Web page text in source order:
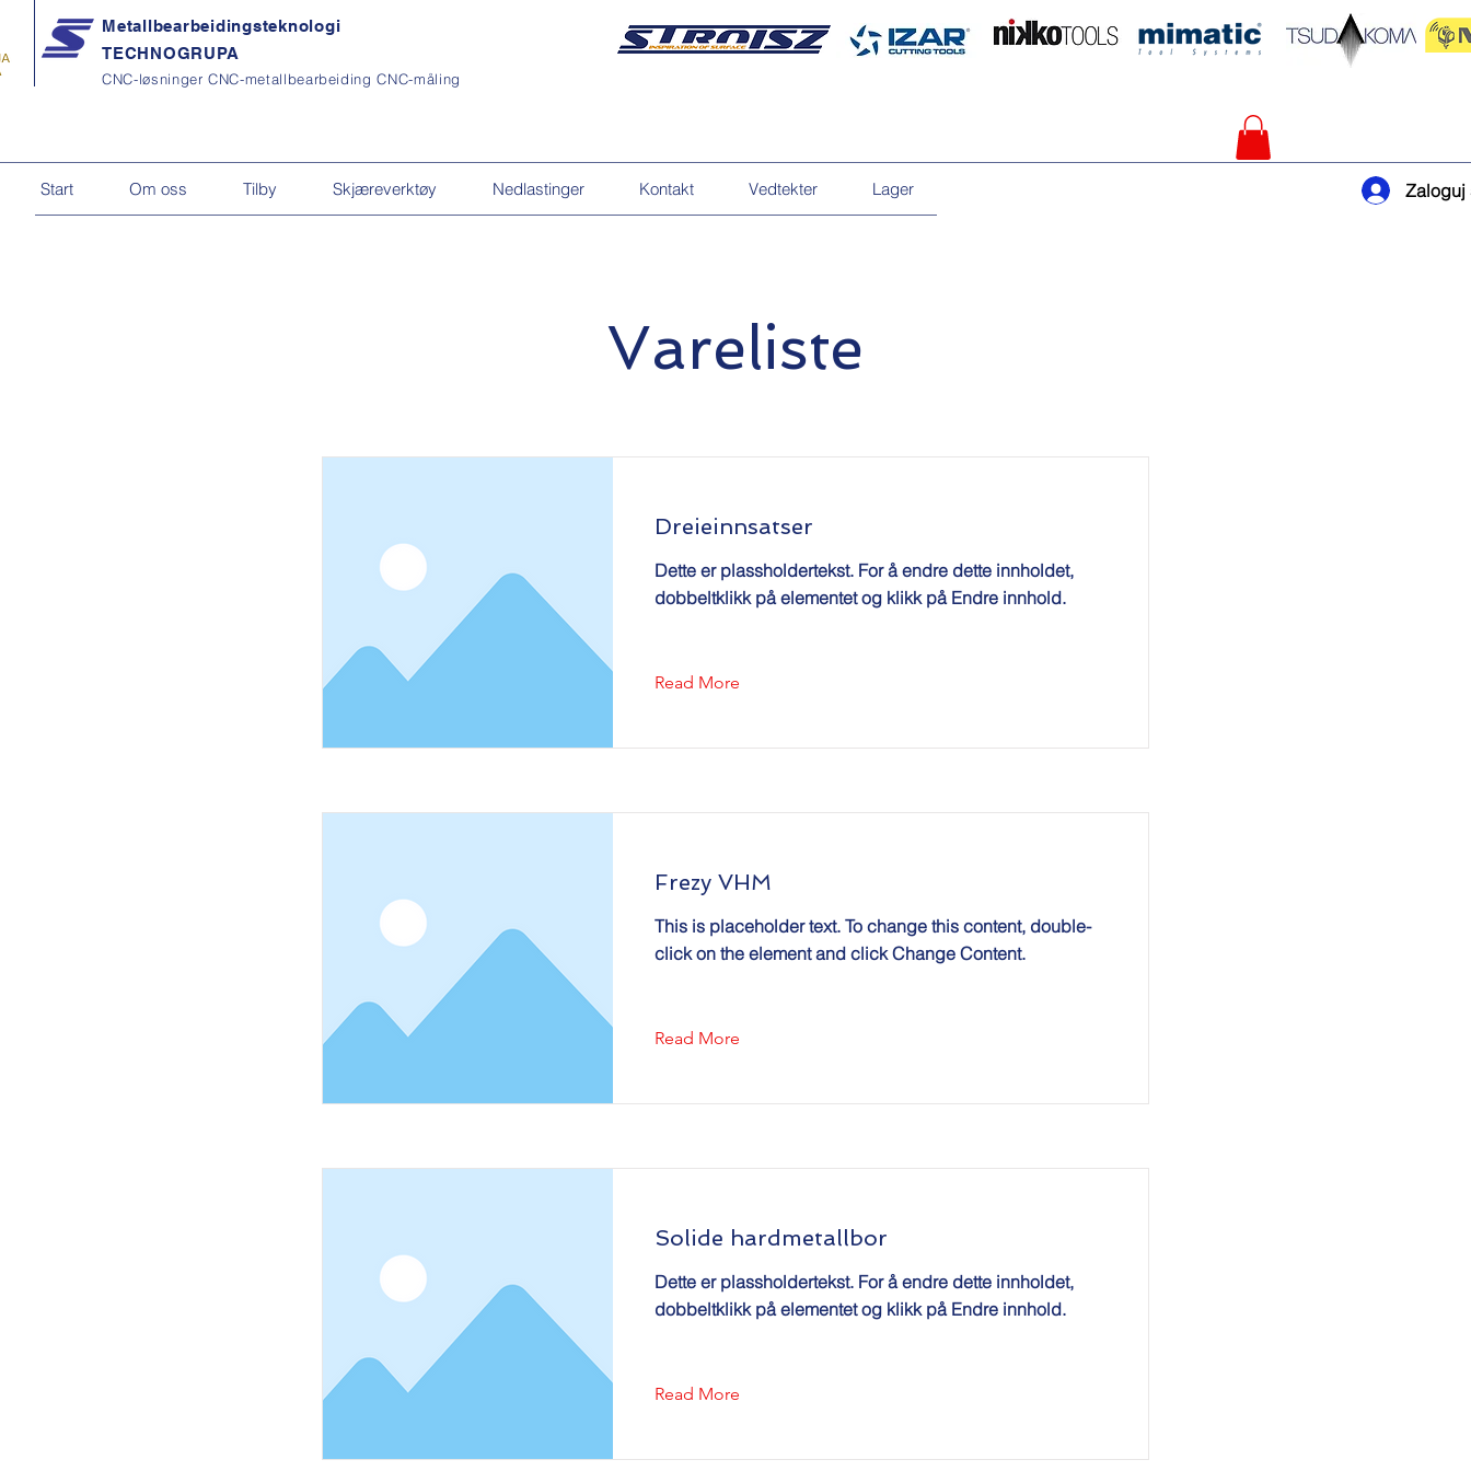
Metallbearbeidingsteknologi
TECHNOGRUPA
CNC-løsninger CNC-metallbearbeiding CNC-måling
Start Om oss Tilby Skjæreverktøy Nedlastinger Kontakt Vedtekter Lager Zaloguj
Vareliste
Dreieinnsatser
Dette er plassholdertekst. For å endre dette innholdet,
dobbeltklikk på elementet og klikk på Endre innhold.
Read More
Frezy VHM
This is placeholder text. To change this content, double-
click on the element and click Change Content.
Read More
Solide hardmetallbor
Dette er plassholdertekst. For å endre dette innholdet,
dobbeltklikk på elementet og klikk på Endre innhold.
Read More